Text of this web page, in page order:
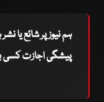
ہم نیوز پر شائع یا
پیشگی اجازت کسی